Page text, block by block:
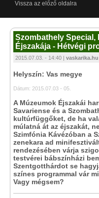
Vissza az előző oldalra
Szombathely Special,
Éjszakája - Hétvégi
2015.07.03. - 14:40 | vaskarika.hu
Helyszín: Vas megye
Dátum: 2015.07.03 - 05.
A Múzeumok Éjszakái
Savariense és a
kultúrfüggőket, de ha
múlatná át az éjszakát,
Szimfónia Kávézóban a
zenekara ad
rendezésében várja
testvérei bábszínházi
Szentgotthárdot se
színes programmal vár
Vagy mégsem?